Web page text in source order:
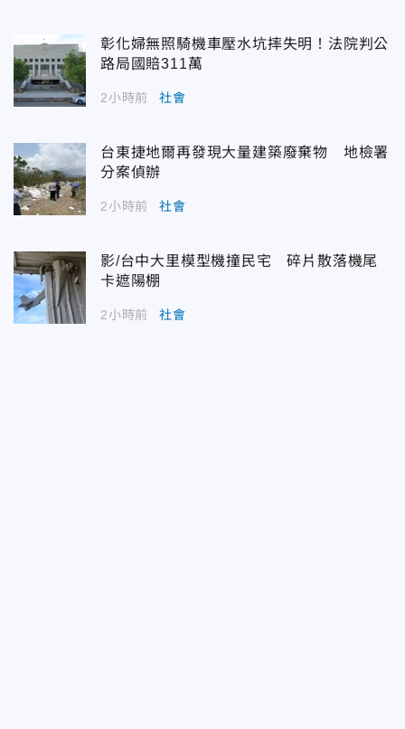
彰化婦無照騎機車壓水坑摔失明！法院判公
路局國賠311萬
2小時前 社會
台東捷地爾再發現大量建築廢棄物 地檢署
分案偵辦
2小時前 社會
影/台中大里模型機撞民宅 碎片散落機尾
卡遮陽棚
2小時前 社會